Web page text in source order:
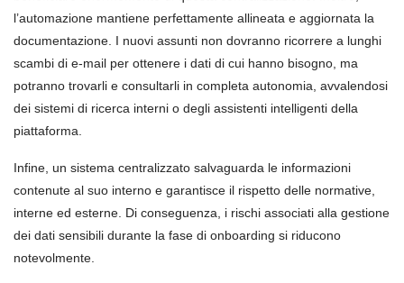
l’automazione mantiene perfettamente allineata e aggiornata la
documentazione. I nuovi assunti non dovranno ricorrere a lunghi
scambi di e-mail per ottenere i dati di cui hanno bisogno, ma
potranno trovarli e consultarli in completa autonomia, avvalendosi
dei sistemi di ricerca interni o degli assistenti intelligenti della
piattaforma.
Infine, un sistema centralizzato salvaguarda le informazioni
contenute al suo interno e garantisce il rispetto delle normative,
interne ed esterne. Di conseguenza, i rischi associati alla gestione
dei dati sensibili durante la fase di onboarding si riducono
notevolmente.